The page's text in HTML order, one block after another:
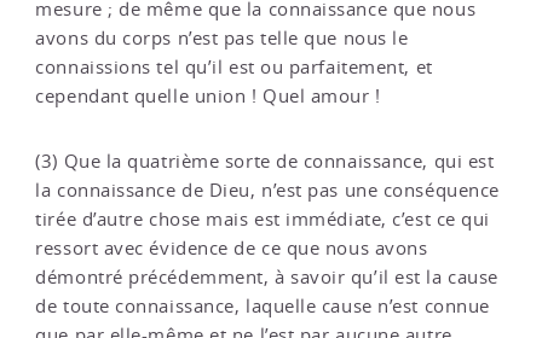
mesure ; de même que la connaissance que nous
avons du corps n’est pas telle que nous le
connaissions tel qu’il est ou parfaitement, et
cependant quelle union ! Quel amour !
(3) Que la quatrième sorte de connaissance, qui est
la connaissance de Dieu, n’est pas une conséquence
tirée d’autre chose mais est immédiate, c’est ce qui
ressort avec évidence de ce que nous avons
démontré précédemment, à savoir qu’il est la cause
de toute connaissance, laquelle cause n’est connue